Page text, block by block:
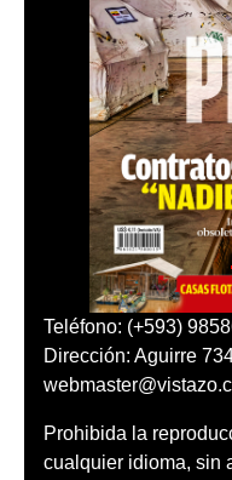
Teléfono: (+593)
Dirección: Aguirre
Prohibida la
cualquier idioma, sin